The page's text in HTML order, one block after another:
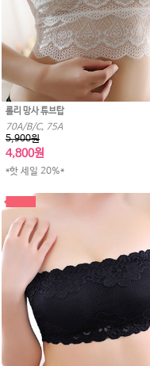
롤리 망사 튜브탑
70A/B/C, 75A
5,900원
4,800원
*핫 세일 20%*